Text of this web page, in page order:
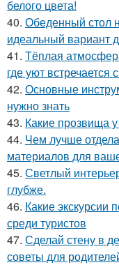
белого цвета!
40. Обеденный стол
идеальный вариант
41. Тёплая
где уют
42. Основные
нужно знать
43. Какие прозвища
44. Чем лучше
материалов для
45. Светлый
глубже.
46. Какие
среди туристов
47. Сделай стену в
советы для